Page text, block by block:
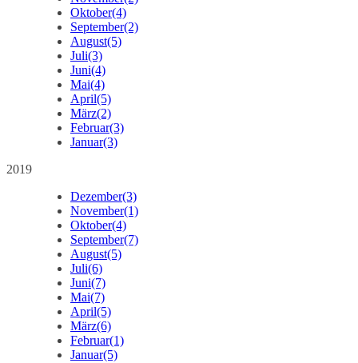
Oktober(4)
September(2)
August(5)
Juli(3)
Juni(4)
Mai(4)
April(5)
März(2)
Februar(3)
Januar(3)
2019
Dezember(3)
November(1)
Oktober(4)
September(7)
August(5)
Juli(6)
Juni(7)
Mai(7)
April(5)
März(6)
Februar(1)
Januar(5)